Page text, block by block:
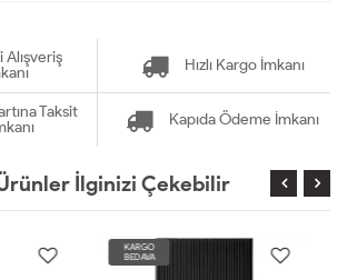
Hızlı Kargo İmkanı
Taksit
Kapıda Ödeme İmkanı
İlginizi Çekebilir
KARGO
BEDAVA